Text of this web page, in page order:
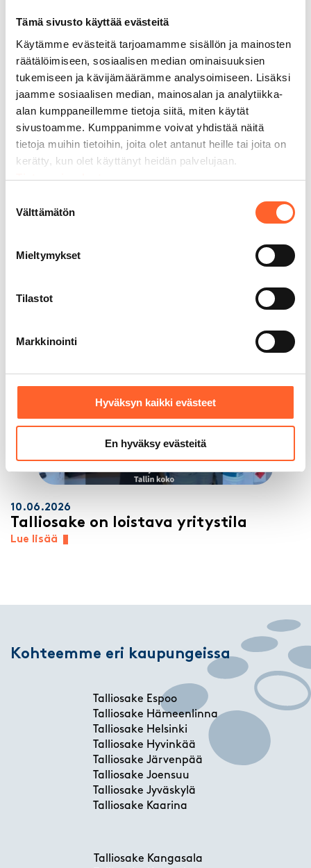
Tämä sivusto käyttää evästeitä
Käytämme evästeitä tarjoamamme sisällön ja mainosten
räätälöimiseen, sosiaalisen median ominaisuuksien
tukemiseen ja kävijämäärämme analysoimiseen. Lisäksi
jaamme sosiaalisen median, mainosalan ja analytiikka-
alan kumppaneillemme tietoja siitä, miten käytät
sivustoamme. Kumppanimme voivat yhdistää näitä
tietoja muihin tietoihin, joita olet antanut heille tai joita on
kerätty, kun olet käyttänyt heidän palvelujaan.
Tietosuojaseloste
valinta
Välttämätön
Mieltymykset
Tilastot
Markkinointi
Hyväksyn kaikki evästeet
En hyväksy evästeitä
Näyttääkö sinun autotallisi tältä?
Lue lisää
10.06.2026
Talliosake on loistava yritystila
Lue lisää
Kohteemme eri kaupungeissa
Talliosake Espoo
Talliosake Hämeenlinna
Talliosake Helsinki
Talliosake Hyvinkää
Talliosake Järvenpää
Talliosake Joensuu
Talliosake Jyväskylä
Talliosake Kaarina
Talliosake Kangasala